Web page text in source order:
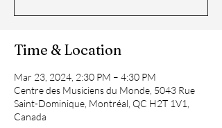
Time & Location
Mar 23, 2024, 2:30 PM – 4:30 PM
Centre des Musiciens du Monde, 5043 Rue
Saint-Dominique, Montréal, QC H2T 1V1,
Canada